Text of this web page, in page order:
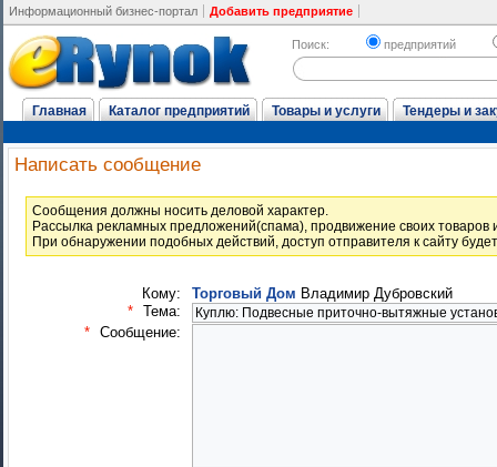
Информационный бизнес-портал Добавить предприятие
Поиск: предприятий
Главная Каталог предприятий Товары и услуги Тендеры и
Написать сообщение
Cообщения должны носить деловой характер.
Рассылка рекламных предложений(спама), продвижение своих товаров
При обнаружении подобных действий, доступ отправителя к сайту
Кому: Торговый Дом Владимир Дубровский
* Тема:
* Сообщение: